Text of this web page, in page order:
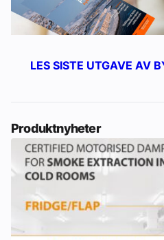
LES SISTE UTGAVE AV
Produktnyheter